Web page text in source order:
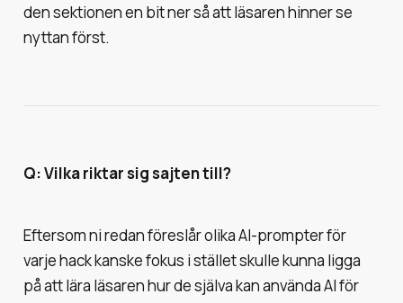
den sektionen en bit ner så att läsaren hinner se
nyttan först.
Q: Vilka riktar sig sajten till?
Eftersom ni redan föreslår olika AI-prompter för
varje hack kanske fokus i stället skulle kunna ligga
på att lära läsaren hur de själva kan använda AI för